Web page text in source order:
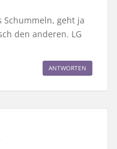
geht ja
den anderen. LG
ANTWORTEN